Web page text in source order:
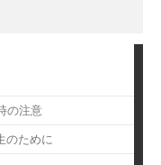
の注意
のために